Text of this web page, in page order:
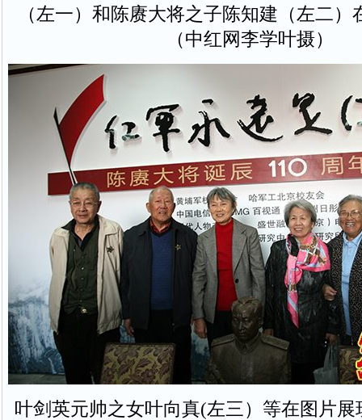
（左一）和陈赓大将之子陈知建（左二）
（中红网李学叶摄）
叶剑英元帅之女叶向真(左三）等在图片